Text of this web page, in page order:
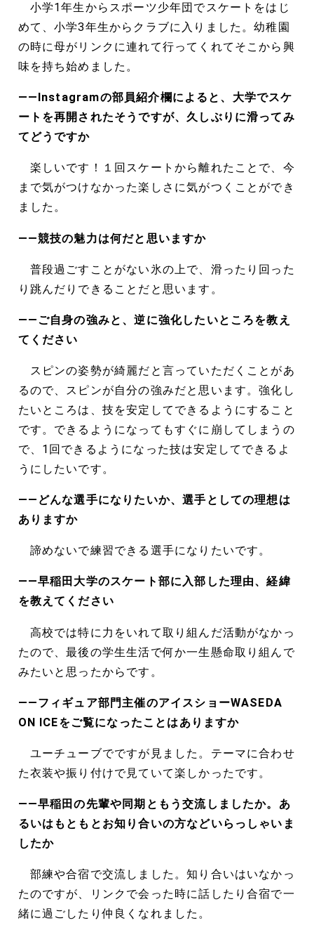
小学1年生からスポーツ少年団でスケートをはじ
めて、小学3年生からクラブに入りました。幼稚園
の時に母がリンクに連れて行ってくれてそこから興
味を持ち始めました。
――Instagramの部員紹介欄によると、大学でスケ
ートを再開されたそうですが、久しぶりに滑ってみ
てどうですか
楽しいです！１回スケートから離れたことで、今
まで気がつけなかった楽しさに気がつくことができ
ました。
――競技の魅力は何だと思いますか
普段過ごすことがない氷の上で、滑ったり回った
り跳んだりできることだと思います。
――ご自身の強みと、逆に強化したいところを教え
てください
スピンの姿勢が綺麗だと言っていただくことがあ
るので、スピンが自分の強みだと思います。強化し
たいところは、技を安定してできるようにすること
です。できるようになってもすぐに崩してしまうの
で、1回できるようになった技は安定してできるよ
うにしたいです。
――どんな選手になりたいか、選手としての理想は
ありますか
諦めないで練習できる選手になりたいです。
――早稲田大学のスケート部に入部した理由、経緯
を教えてください
高校では特に力をいれて取り組んだ活動がなかっ
たので、最後の学生生活で何か一生懸命取り組んで
みたいと思ったからです。
――フィギュア部門主催のアイスショーWASEDA
ON ICEをご覧になったことはありますか
ユーチューブでですが見ました。テーマに合わせ
た衣装や振り付けで見ていて楽しかったです。
――早稲田の先輩や同期ともう交流しましたか。あ
るいはもともとお知り合いの方などいらっしゃいま
したか
部練や合宿で交流しました。知り合いはいなかっ
たのですが、リンクで会った時に話したり合宿で一
緒に過ごしたり仲良くなれました。